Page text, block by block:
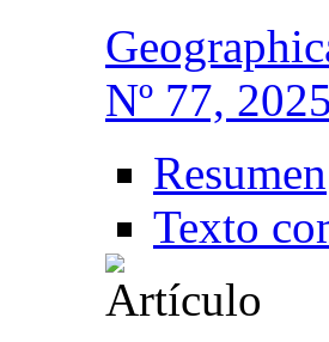
Nº 77, 2025
Resumen
Texto